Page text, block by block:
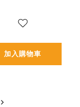
加入購物車